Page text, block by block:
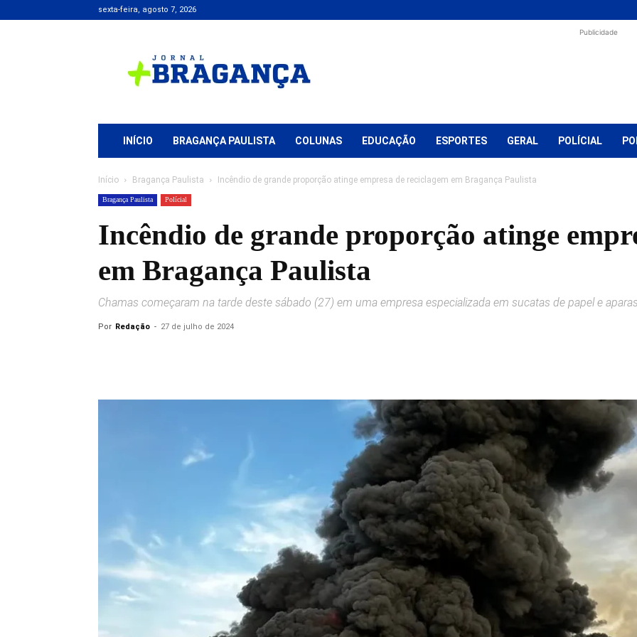
sexta-feira, agosto 7, 2026
+
Bragança
Publicidade
INÍCIO BRAGANÇA PAULISTA COLUNAS EDUCAÇÃO ESPORTES GERAL POLÍCIAL
Início Bragança Paulista Incêndio de grande proporção atinge empresa de reciclagem em Bragança Paulista
Bragança Paulista Polícial
Incêndio de grande proporção atinge
em Bragança Paulista
Chamas começaram na tarde deste sábado (27) em uma empresa especializada em sucatas de papel e
Por Redação - 27 de julho de 2024